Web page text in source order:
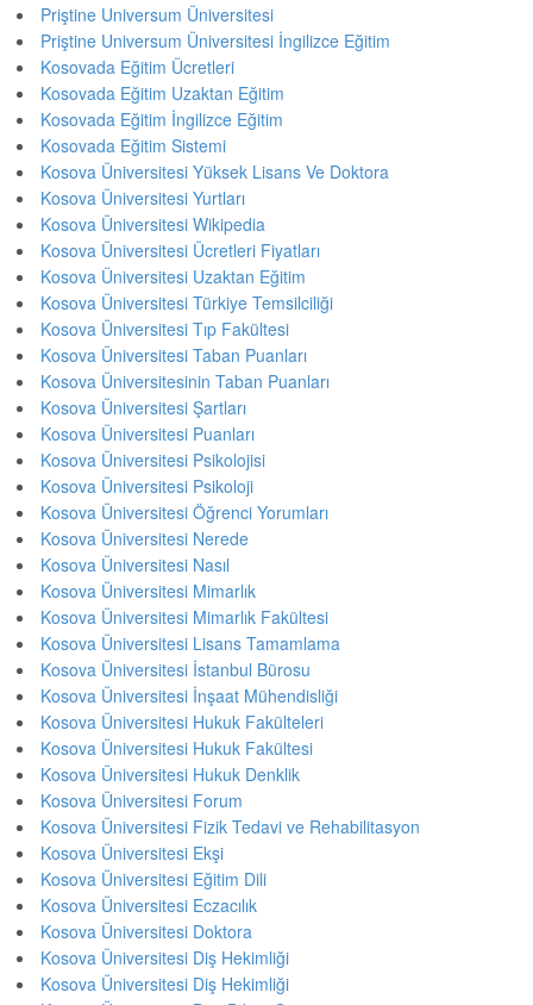
Priştine Universum Üniversitesi
Priştine Universum Üniversitesi İngilizce Eğitim
Kosovada Eğitim Ücretleri
Kosovada Eğitim Uzaktan Eğitim
Kosovada Eğitim İngilizce Eğitim
Kosovada Eğitim Sistemi
Kosova Üniversitesi Yüksek Lisans Ve Doktora
Kosova Üniversitesi Yurtları
Kosova Üniversitesi Wikipedia
Kosova Üniversitesi Ücretleri Fiyatları
Kosova Üniversitesi Uzaktan Eğitim
Kosova Üniversitesi Türkiye Temsilciliği
Kosova Üniversitesi Tıp Fakültesi
Kosova Üniversitesi Taban Puanları
Kosova Üniversitesinin Taban Puanları
Kosova Üniversitesi Şartları
Kosova Üniversitesi Puanları
Kosova Üniversitesi Psikolojisi
Kosova Üniversitesi Psikoloji
Kosova Üniversitesi Öğrenci Yorumları
Kosova Üniversitesi Nerede
Kosova Üniversitesi Nasıl
Kosova Üniversitesi Mimarlık
Kosova Üniversitesi Mimarlık Fakültesi
Kosova Üniversitesi Lisans Tamamlama
Kosova Üniversitesi İstanbul Bürosu
Kosova Üniversitesi İnşaat Mühendisliği
Kosova Üniversitesi Hukuk Fakülteleri
Kosova Üniversitesi Hukuk Fakültesi
Kosova Üniversitesi Hukuk Denklik
Kosova Üniversitesi Forum
Kosova Üniversitesi Fizik Tedavi ve Rehabilitasyon
Kosova Üniversitesi Ekşi
Kosova Üniversitesi Eğitim Dili
Kosova Üniversitesi Eczacılık
Kosova Üniversitesi Doktora
Kosova Üniversitesi Diş Hekimliği
Kosova Üniversitesi Diş Hekimliği